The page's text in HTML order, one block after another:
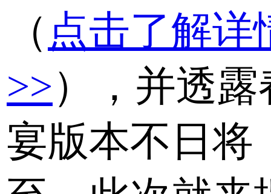
（ 点击了解详
>>），并透露
宴版本不日将